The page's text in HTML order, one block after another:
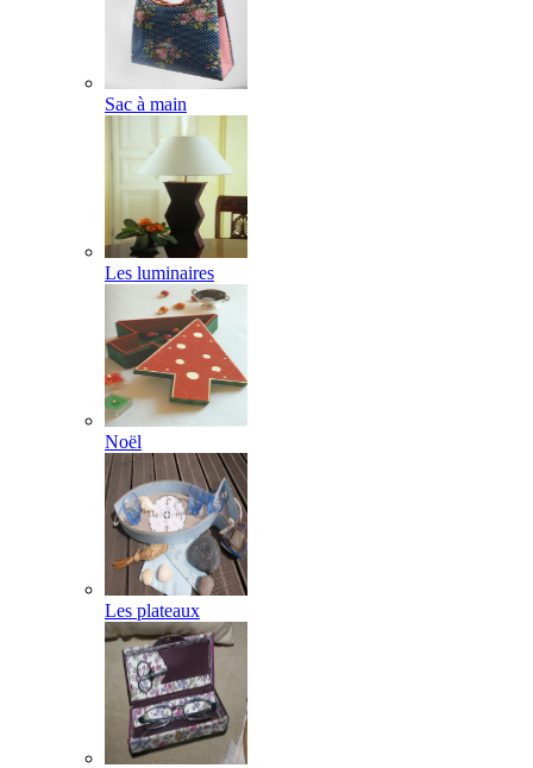
Sac à main
Les luminaires
Noël
Les plateaux